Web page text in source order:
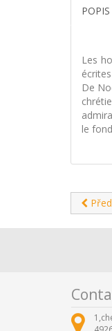
POPIS
Les
De
le